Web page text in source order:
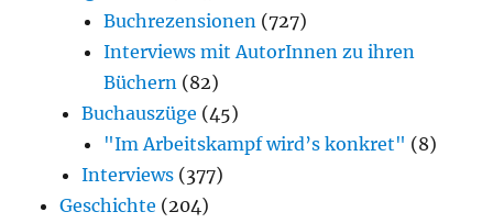
Buchrezensionen (727)
Interviews mit AutorInnen zu ihren
Büchern (82)
Buchauszüge (45)
"Im Arbeitskampf wird’s konkret" (8)
Interviews (377)
Geschichte (204)